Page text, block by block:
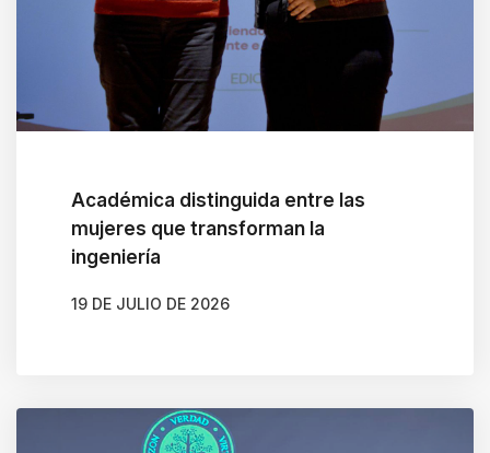
Académica distinguida entre las
mujeres que transforman la
ingeniería
19 DE JULIO DE 2026